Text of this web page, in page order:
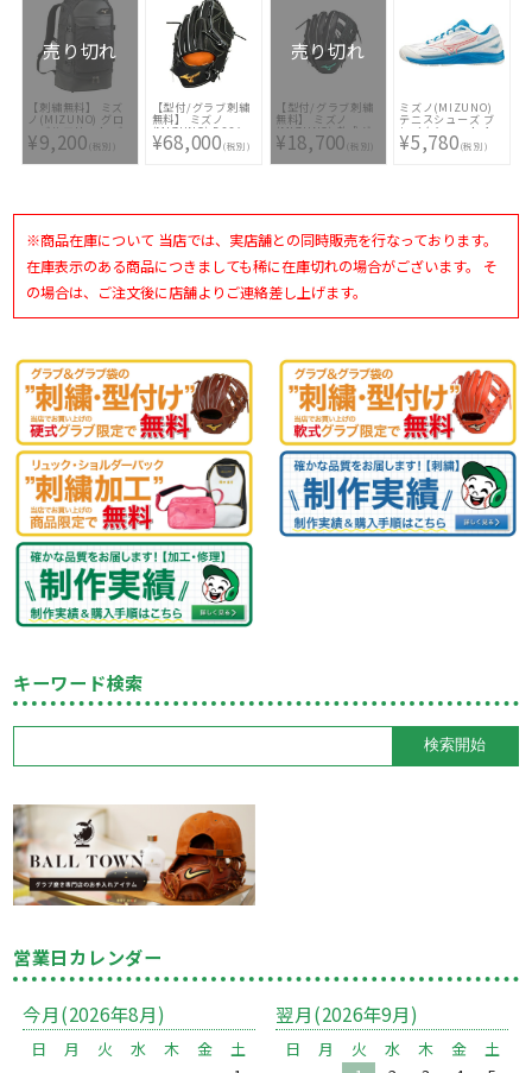
(単色のみ)※縁取
り・影付きの場合、
1ヶ所+3300円(税
売り切れ
【刺繍無料】 ミズ
ノ(MIZUNO) グロ
ーバルエリート バ
ックパック
1FJDB010-09 [ ☆
バッグ刺繍2ヶ所無
込)]
¥9,200(税別)
【型付/グラブ刺繍
無料】 ミズノ
(MIZUNO) BSSシ
ョップ限定 ミズノ
プロ 硬式グラブ 投
ク [ 型付け無料 硬
無料(単色のみ)※縁
取り・影付きの場
合、1ヶ所+3300円
(税込)]
¥68,000(税別)
売り切れ
【型付/グラブ刺繍
無料】 ミズノ
(MIZUNO) 軟式グ
ラブ エンジニアー
ドスタイル 内野手
用 1AJGR32513-09
¥18,700(税別)
ミズノ(MIZUNO)
テニスシューズ ブ
レイクショット 4
AC 61GA234025
¥5,780(税別)
※商品在庫について 当店では、実店舗との同時販売を行なっております。
在庫表示のある商品につきましても稀に在庫切れの場合がございます。 そ
の場合は、ご注文後に店舗よりご連絡差し上げます。
キーワード検索
営業日カレンダー
今月(2026年8月)
日 月 火 水 木 金
土
翌月(2026年9月)
日 月 火 水 木 金
土